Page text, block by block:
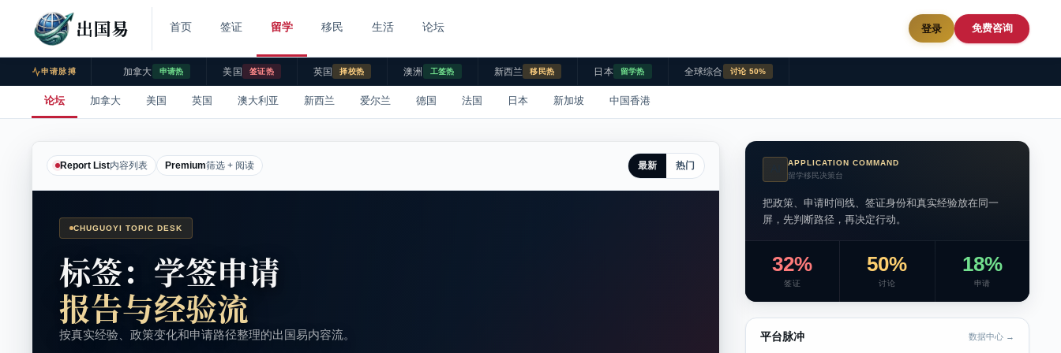
出国易 首页 签证 留学 移民 生活 论坛 登录 免费咨询
申请脉搏 加拿大 申请热 美国 签证热 英国 择校热 澳洲 工签热 新西兰 移民热 日本 留学热 全球综合 讨论 50%
论坛 加拿大 美国 英国 澳大利亚 新西兰 爱尔兰 德国 法国 日本 新加坡 中国香港
Report List内容列表 Premium筛选 + 阅读 最新 热门
CHUGUOYI TOPIC DESK
标签：学签申请
报告与经验流
按真实经验、政策变化和申请路径整理的出国易内容流。
APPLICATION COMMAND
留学移民决策台
把政策、申请时间线、签证身份和真实经验放在同一
屏，先判断路径，再决定行动。
32%
签证
50%
讨论
18%
申请
平台脉冲 数据中心 →